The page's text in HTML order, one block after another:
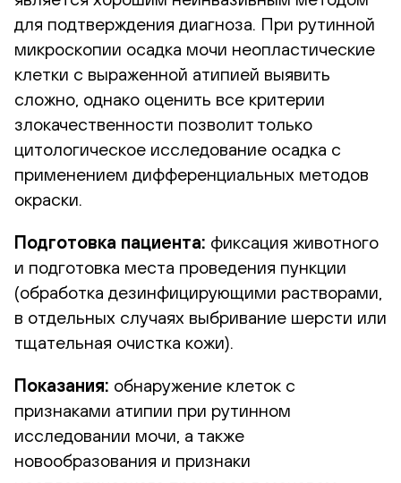
для подтверждения диагноза. При рутинной
микроскопии осадка мочи неопластические
клетки с выраженной атипией выявить
сложно, однако оценить все критерии
злокачественности позволит только
цитологическое исследование осадка с
применением дифференциальных методов
окраски.
Подготовка пациента: фиксация животного
и подготовка места проведения пункции
(обработка дезинфицирующими растворами,
в отдельных случаях выбривание шерсти или
тщательная очистка кожи).
Показания: обнаружение клеток с
признаками атипии при рутинном
исследовании мочи, а также
новообразования и признаки